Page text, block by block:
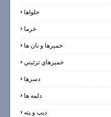
حلواها
خرما
خميرها و نان ها
خميرهاي تزئيني
دسرها
دلمه ها
ديپ و پته